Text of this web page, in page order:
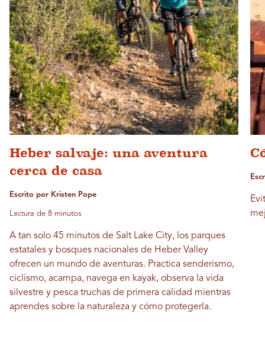
Heber salvaje: una aventura
cerca de casa
Escrito por Kristen Pope
Lectura de 8 minutos
A tan solo 45 minutos de Salt Lake City, los parques
estatales y bosques nacionales de Heber Valley
ofrecen un mundo de aventuras. Practica senderismo,
ciclismo, acampa, navega en kayak, observa la vida
silvestre y pesca truchas de primera calidad mientras
aprendes sobre la naturaleza y cómo protegerla.